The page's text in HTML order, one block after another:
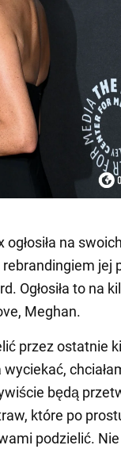
na
jej
Ogłosiła to na
Meghan.
przez ostatnie
będą
które po
podzielić.